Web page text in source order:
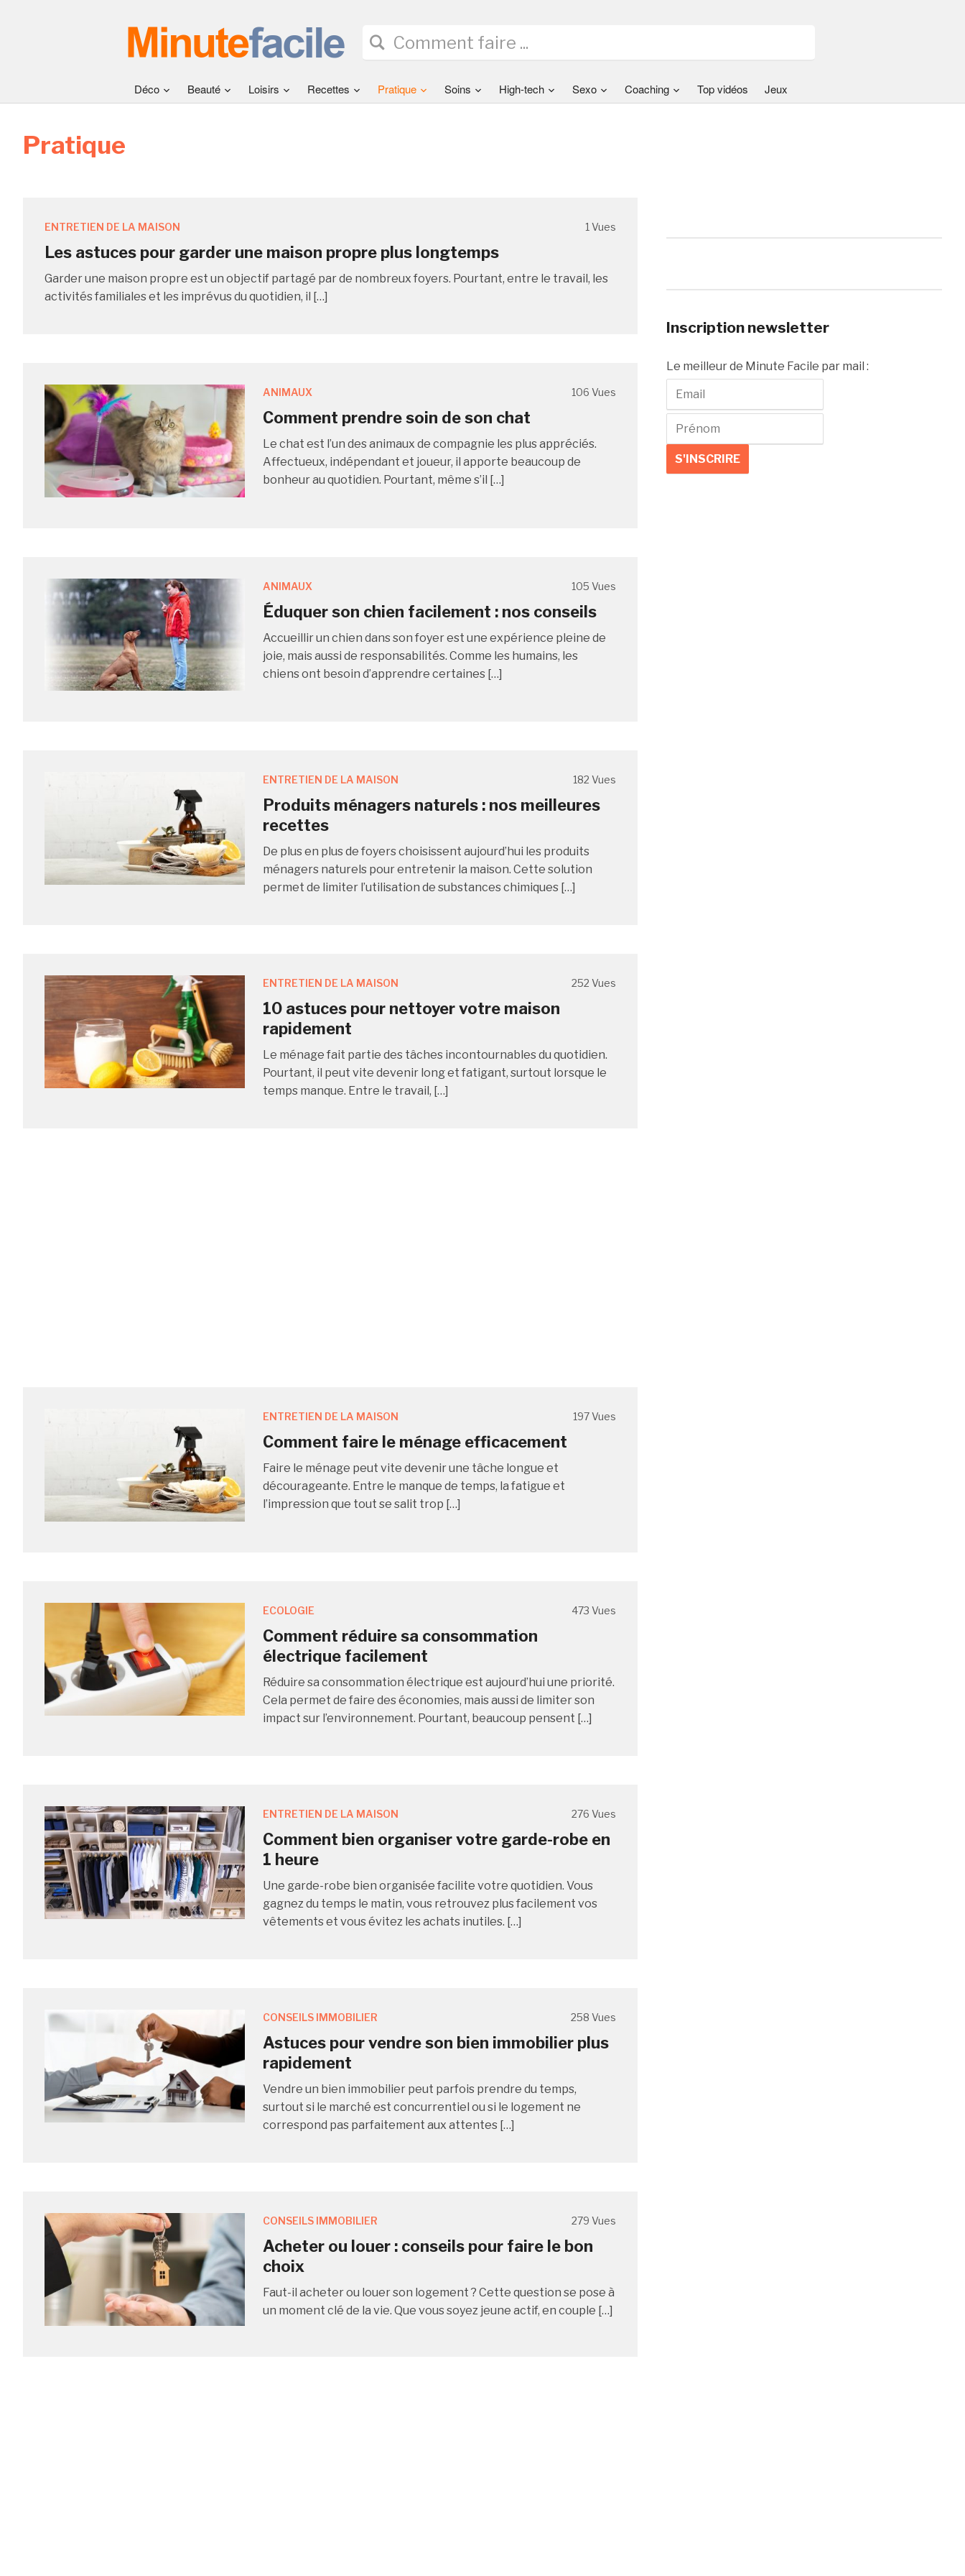
Déco Beauté Loisirs Recettes Pratique Soins High-tech Sexo Coaching Top vidéos Jeux
Pratique
ENTRETIEN DE LA MAISON 1 Vues
Les astuces pour garder une maison propre plus longtemps
Garder une maison propre est un objectif partagé par de nombreux foyers. Pourtant, entre le travail, les
activités familiales et les imprévus du quotidien, il […]
ANIMAUX 106 Vues
Comment prendre soin de son chat
Le chat est l’un des animaux de compagnie les plus appréciés.
Affectueux, indépendant et joueur, il apporte beaucoup de
bonheur au quotidien. Pourtant, même s’il […]
ANIMAUX 105 Vues
Éduquer son chien facilement : nos conseils
Accueillir un chien dans son foyer est une expérience pleine de
joie, mais aussi de responsabilités. Comme les humains, les
chiens ont besoin d’apprendre certaines […]
ENTRETIEN DE LA MAISON 182 Vues
Produits ménagers naturels : nos meilleures
recettes
De plus en plus de foyers choisissent aujourd’hui les produits
ménagers naturels pour entretenir la maison. Cette solution
permet de limiter l’utilisation de substances chimiques […]
ENTRETIEN DE LA MAISON 252 Vues
10 astuces pour nettoyer votre maison
rapidement
Le ménage fait partie des tâches incontournables du quotidien.
Pourtant, il peut vite devenir long et fatigant, surtout lorsque le
temps manque. Entre le travail, […]
ENTRETIEN DE LA MAISON 197 Vues
Comment faire le ménage efficacement
Faire le ménage peut vite devenir une tâche longue et
décourageante. Entre le manque de temps, la fatigue et
l’impression que tout se salit trop […]
ECOLOGIE 473 Vues
Comment réduire sa consommation
électrique facilement
Réduire sa consommation électrique est aujourd’hui une priorité.
Cela permet de faire des économies, mais aussi de limiter son
impact sur l’environnement. Pourtant, beaucoup pensent […]
ENTRETIEN DE LA MAISON 276 Vues
Comment bien organiser votre garde-robe en
1 heure
Une garde-robe bien organisée facilite votre quotidien. Vous
gagnez du temps le matin, vous retrouvez plus facilement vos
vêtements et vous évitez les achats inutiles. […]
CONSEILS IMMOBILIER 258 Vues
Astuces pour vendre son bien immobilier plus
rapidement
Vendre un bien immobilier peut parfois prendre du temps,
surtout si le marché est concurrentiel ou si le logement ne
correspond pas parfaitement aux attentes […]
CONSEILS IMMOBILIER 279 Vues
Acheter ou louer : conseils pour faire le bon
choix
Faut-il acheter ou louer son logement ? Cette question se pose à
un moment clé de la vie. Que vous soyez jeune actif, en couple […]
Inscription newsletter
Le meilleur de Minute Facile par mail :